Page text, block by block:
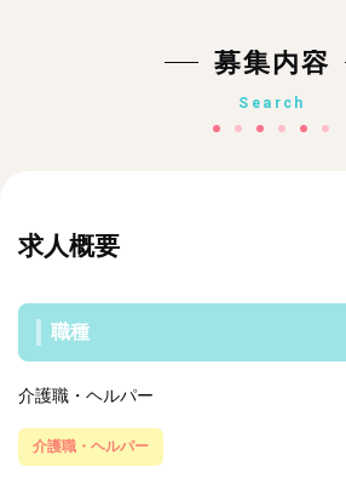
募集内容
Search
求人概要
職種
介護職・ヘルパー
介護職・ヘルパー